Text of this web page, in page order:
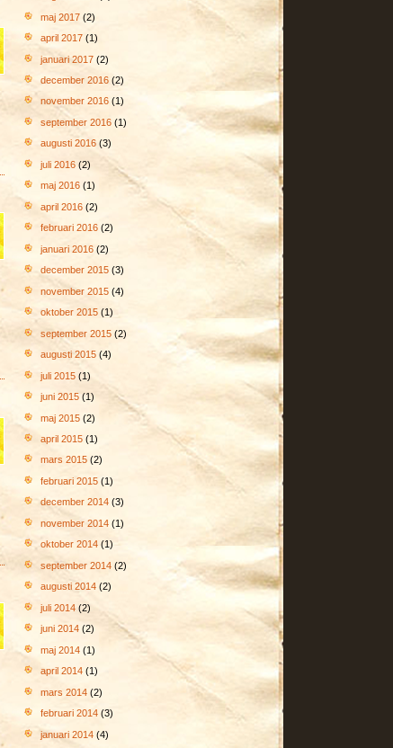
maj 2017 (2)
april 2017 (1)
januari 2017 (2)
december 2016 (2)
november 2016 (1)
september 2016 (1)
augusti 2016 (3)
juli 2016 (2)
maj 2016 (1)
april 2016 (2)
februari 2016 (2)
januari 2016 (2)
december 2015 (3)
november 2015 (4)
oktober 2015 (1)
september 2015 (2)
augusti 2015 (4)
juli 2015 (1)
juni 2015 (1)
maj 2015 (2)
april 2015 (1)
mars 2015 (2)
februari 2015 (1)
december 2014 (3)
november 2014 (1)
oktober 2014 (1)
september 2014 (2)
augusti 2014 (2)
juli 2014 (2)
juni 2014 (2)
maj 2014 (1)
april 2014 (1)
mars 2014 (2)
februari 2014 (3)
januari 2014 (4)